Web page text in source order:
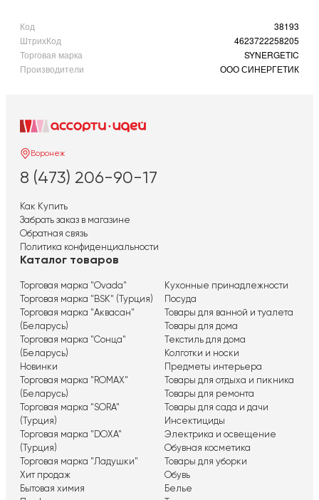
Код
38193
ШтрихКод
4623722258205
Торговая марка
SYNERGETIC
Производители
ООО СИНЕРГЕТИК
Воронеж
8 (473) 206-90-17
Как Купить
Забрать заказ в магазине
Обратная связь
Политика конфиденциальности
Каталог товаров
Торговая марка "Ovada"
Торговая марка "BSK" (Турция)
Торговая марка "Аквасан"
(Беларусь)
Торговая марка "Сонца"
(Беларусь)
Новинки
Торговая марка "ROMAX"
(Беларусь)
Торговая марка "SORA"
(Турция)
Торговая марка "DOXA"
(Турция)
Торговая марка "Ладушки"
Хит продаж
Бытовая химия
Кухонные принадлежности
Посуда
Товары для ванной и туалета
Товары для дома
Текстиль для дома
Колготки и носки
Предметы интерьера
Товары для отдыха и пикника
Товары для ремонта
Товары для сада и дачи
Инсектициды
Электрика и освещение
Обувная косметика
Товары для уборки
Обувь
Белье